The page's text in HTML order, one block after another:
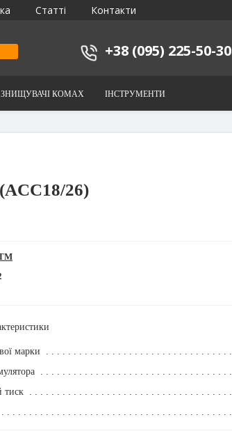
Статті Контакти
+38 (095) 225-50-30
ЗНИЩУВАЧІ КОМАХ ІНСТРУМЕНТИ
26)
марки
тиск